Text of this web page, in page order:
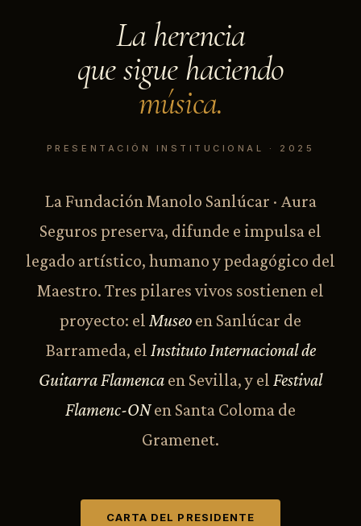
La herencia
que sigue haciendo
música.
PRESENTACIÓN INSTITUCIONAL · 2025
La Fundación Manolo Sanlúcar · Aura
Seguros preserva, difunde e impulsa el
legado artístico, humano y pedagógico del
Maestro. Tres pilares vivos sostienen el
proyecto: el Museo en Sanlúcar de
Barrameda, el Instituto Internacional de
Guitarra Flamenca en Sevilla, y el Festival
Flamenc-ONen Santa Coloma de
Gramenet.
CARTA DEL PRESIDENTE